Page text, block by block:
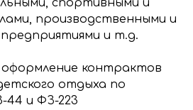
спортивными и
производственными и
и т.д.
контрактов
отдыха по
44 и ФЗ-223